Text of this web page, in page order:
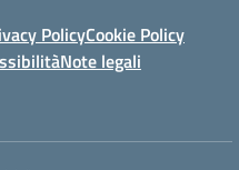
PolicyCookie Policy
Note legali